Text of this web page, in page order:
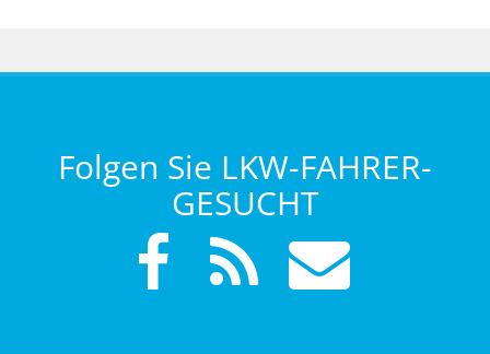
Folgen Sie LKW-FAHRER-
GESUCHT